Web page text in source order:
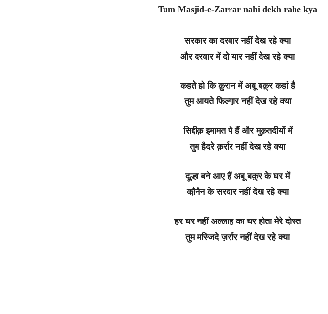
Tum Masjid-e-Zarrar nahi dekh rahe kya
सरकार का दरवार नहीं देख रहे क्या
और दरवार में दो यार नहीं देख रहे क्या
कहते हो कि क़ुरान में अबू बक़्र कहां है
तुम आयते फिल्गा़र नहीं देख रहे क्या
सिद्दीक़‌ इमामत पे हैं और मुक़तदीयों में
तुम हैदरे क़र्रार नहीं देख रहे क्या
दूल्हा बने आए हैं अबू बक़्र के घर में
कौ़नैन के सरदार नहीं देख रहे क्या
हर घर नहीं अल्लाह का घर होता मेरे दोस्त
तुम मस्जिदे ज़र्रार नहीं देख रहे क्या